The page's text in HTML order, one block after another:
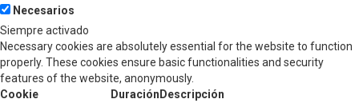
Necesarios
Siempre activado
Necessary cookies are absolutely essential for the website to function
properly. These cookies ensure basic functionalities and security
features of the website, anonymously.
Cookie
Duración Descripción